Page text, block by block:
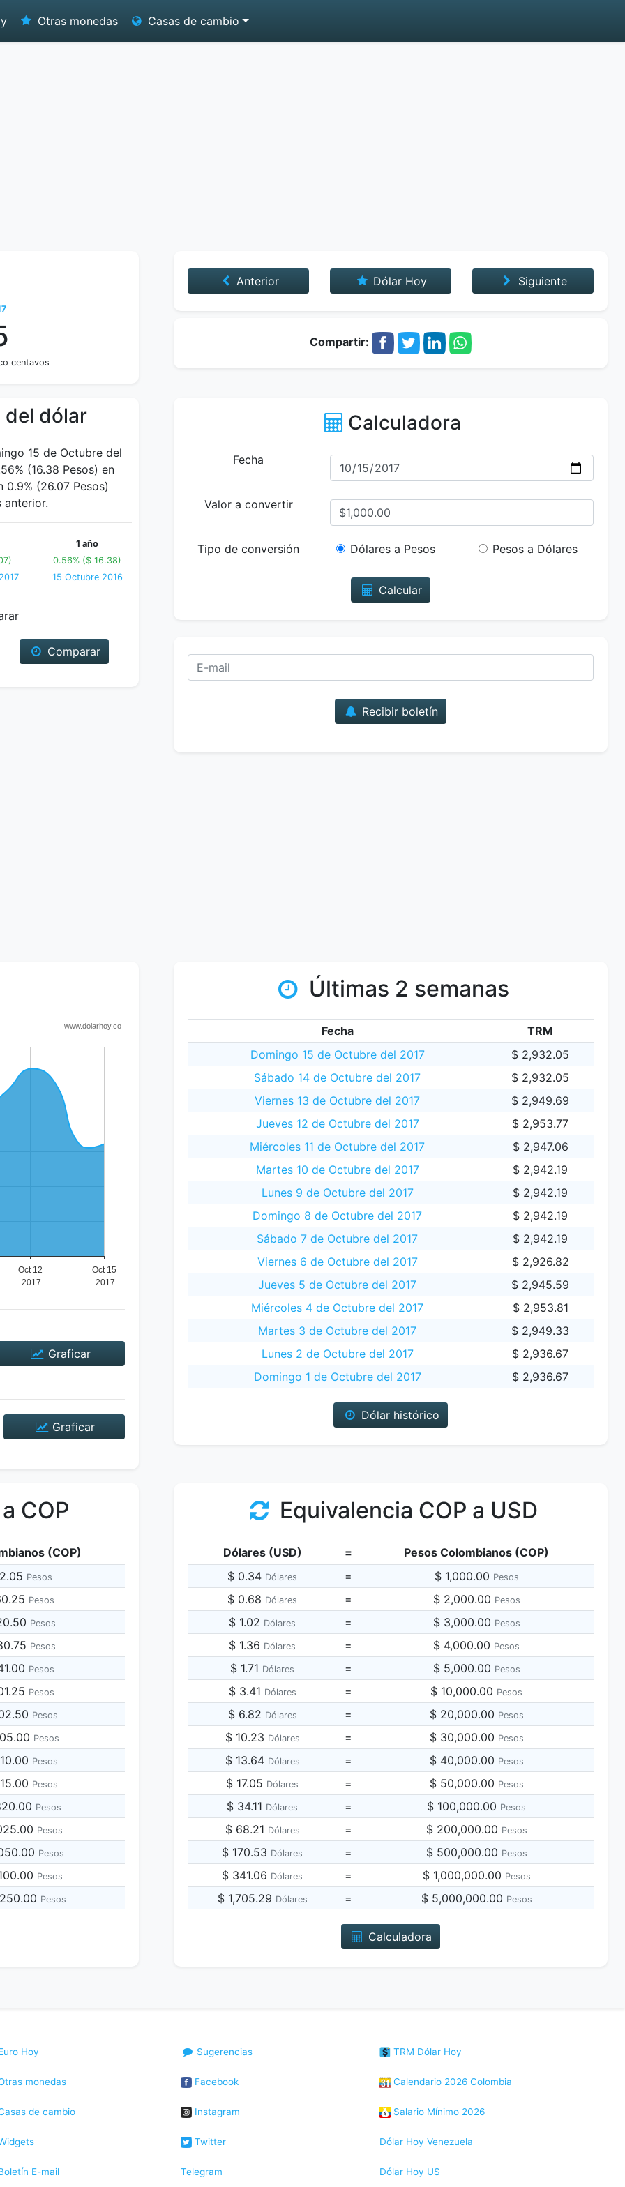
Otras monedas Casas de cambio
centavos
Anterior Dólar Hoy Siguiente
Compartir:
del dólar
15 de Octubre del
(16.38 Pesos) en
(26.07 Pesos)
anterior.
1 año
0.56% ($ 16.38)
15 Octubre 2016
Comparar
Calculadora
Fecha
Valor a convertir
Tipo de conversión Dólares a Pesos Pesos a Dólares
Calcular
Recibir boletín
Graficar
Graficar
Últimas 2 semanas
Fecha
TRM
Domingo 15 de Octubre del 2017
$ 2,932.05
Sábado 14 de Octubre del 2017
$ 2,932.05
Viernes 13 de Octubre del 2017
$ 2,949.69
Jueves 12 de Octubre del 2017
$ 2,953.77
Miércoles 11 de Octubre del 2017
$ 2,947.06
Martes 10 de Octubre del 2017
$ 2,942.19
Lunes 9 de Octubre del 2017
$ 2,942.19
Domingo 8 de Octubre del 2017
$ 2,942.19
Sábado 7 de Octubre del 2017
$ 2,942.19
Viernes 6 de Octubre del 2017
$ 2,926.82
Jueves 5 de Octubre del 2017
$ 2,945.59
Miércoles 4 de Octubre del 2017
$ 2,953.81
Martes 3 de Octubre del 2017
$ 2,949.33
Lunes 2 de Octubre del 2017
$ 2,936.67
Domingo 1 de Octubre del 2017
$ 2,936.67
Dólar histórico
COP
(COP)
Pesos
Pesos
Pesos
Pesos
Pesos
Pesos
Pesos
Pesos
Pesos
Pesos
Pesos
Pesos
Pesos
Pesos
Pesos
Equivalencia COP a USD
Dólares (USD) =
Pesos Colombianos (COP)
$ 0.34 Dólares = $ 1,000.00 Pesos
$ 0.68 Dólares = $ 2,000.00 Pesos
$ 1.02 Dólares = $ 3,000.00 Pesos
$ 1.36 Dólares = $ 4,000.00 Pesos
$ 1.71 Dólares = $ 5,000.00 Pesos
$ 3.41 Dólares = $ 10,000.00 Pesos
$ 6.82 Dólares = $ 20,000.00 Pesos
$ 10.23 Dólares = $ 30,000.00 Pesos
$ 13.64 Dólares = $ 40,000.00 Pesos
$ 17.05 Dólares = $ 50,000.00 Pesos
$ 34.11 Dólares = $ 100,000.00 Pesos
$ 68.21 Dólares = $ 200,000.00 Pesos
$ 170.53 Dólares = $ 500,000.00 Pesos
$ 341.06 Dólares = $ 1,000,000.00 Pesos
$ 1,705.29 Dólares = $ 5,000,000.00 Pesos
Calculadora
Hoy
monedas
de cambio
E-mail
Sugerencias
Facebook
Instagram
Twitter
Telegram
TRM Dólar Hoy
Calendario 2026 Colombia
Salario Mínimo 2026
Dólar Hoy Venezuela
Dólar Hoy US